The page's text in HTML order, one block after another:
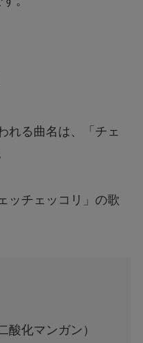
れる曲名は、「チェ
ッチェッコリ」の歌
酸化マンガン）